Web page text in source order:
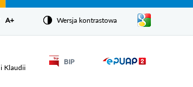
czcionkę
czcionkę
A+ powiększ czcionkęWersja kontrastowa
Pokaż/ukryj
listę
języków
Klaudii
BIPOdnośnik